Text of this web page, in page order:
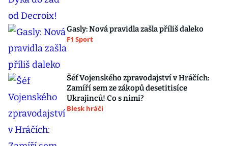
Gasly: Nová pravidla zašla příliš daleko
F1 Sport
Šéf Vojenského zpravodajství v Hráčích:
Zamíří sem ze zákopů desetitisíce
Ukrajinců! Co s nimi?
Blesk hráči